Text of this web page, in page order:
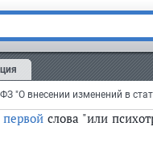
2009, N 31, ст. 3921;
психотропных
слова "или